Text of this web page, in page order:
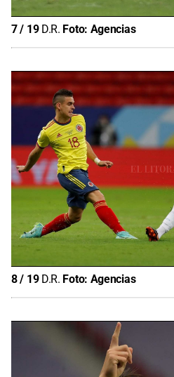
7/ 19 D.R. Foto: Agencias
8/ 19 D.R. Foto: Agencias